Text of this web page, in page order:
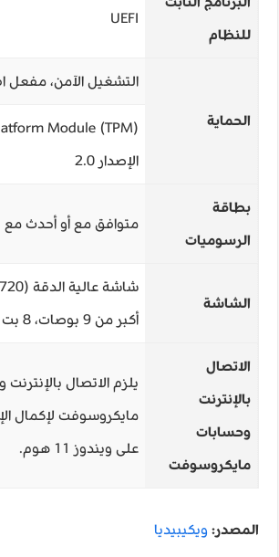
للنظام
UEFI
الحماية
التشغيل الآمن، مفعل
Module (TPM)
الإصدار 2.0
بطاقة
الرسوميات
متوافق مع أو أحدث مع
الشاشة
أكبر من 9 بوصات، 8 بت لكل قناة ألوان
الاتصال
بالإنترنت
وحسابات
مايكروسوفت
يلزم الاتصال
مايكروسوفت لإكمال
على ويندوز 11 هوم.
المصدر: ويكيبيديا